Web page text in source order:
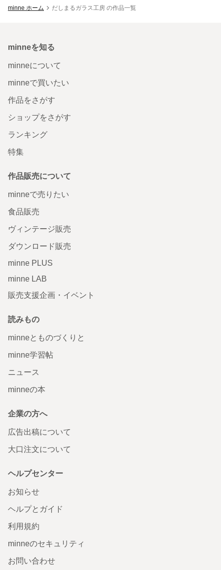
minne ホーム だしまるガラス工房 の作品一覧
minneを知る
minneについて
minneで買いたい
作品をさがす
ショップをさがす
ランキング
特集
作品販売について
minneで売りたい
食品販売
ヴィンテージ販売
ダウンロード販売
minne PLUS
minne LAB
販売支援企画・イベント
読みもの
minneとものづくりと
minne学習帖
ニュース
minneの本
企業の方へ
広告出稿について
大口注文について
ヘルプセンター
お知らせ
ヘルプとガイド
利用規約
minneのセキュリティ
お問い合わせ